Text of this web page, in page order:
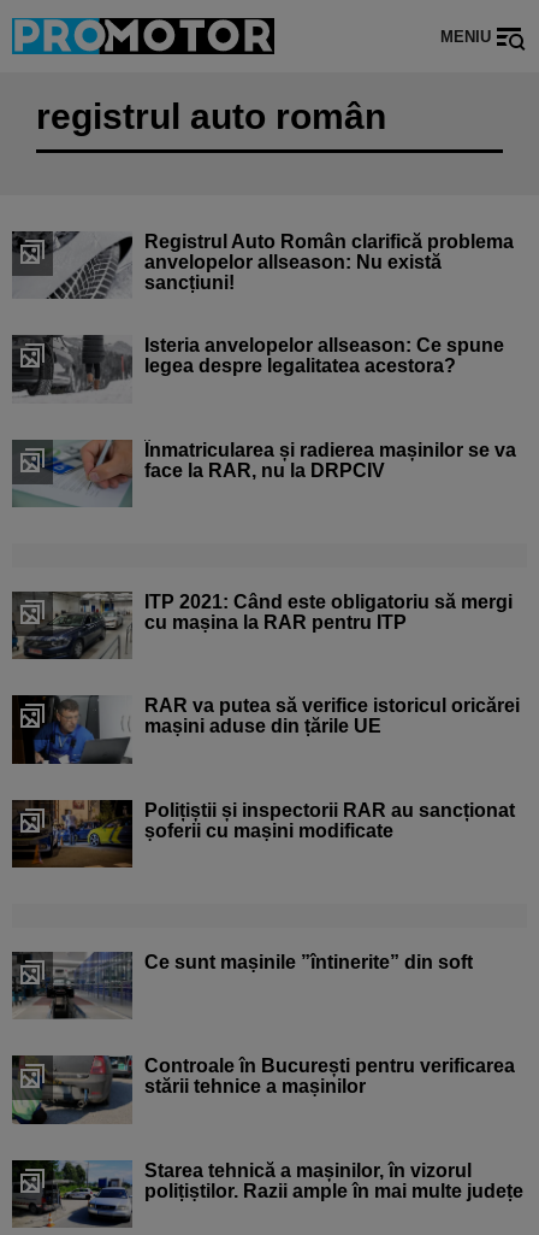
MENIU
registrul auto român
Registrul Auto Român clarifică problema
anvelopelor allseason: Nu există
sancțiuni!
Isteria anvelopelor allseason: Ce spune
legea despre legalitatea acestora?
Înmatricularea și radierea mașinilor se va
face la RAR, nu la DRPCIV
ITP 2021: Când este obligatoriu să mergi
cu mașina la RAR pentru ITP
RAR va putea să verifice istoricul oricărei
mașini aduse din țările UE
Polițiștii și inspectorii RAR au sancționat
șoferii cu mașini modificate
Ce sunt mașinile ”întinerite” din soft
Controale în București pentru verificarea
stării tehnice a mașinilor
Starea tehnică a mașinilor, în vizorul
polițiștilor. Razii ample în mai multe județe